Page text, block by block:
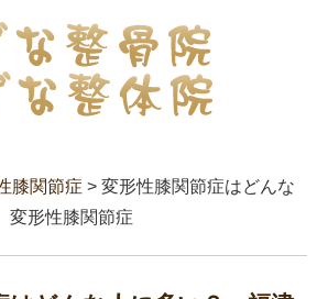
膝関節症 > 変形性膝関節症はどんな
形性膝関節症